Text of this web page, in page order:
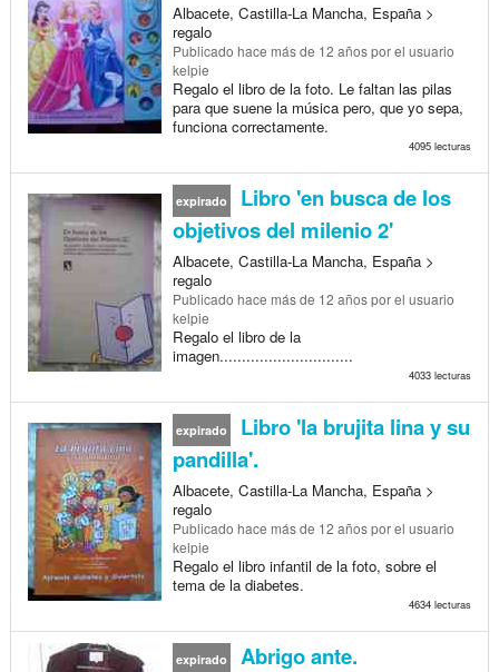
Albacete, Castilla-La Mancha, España >
regalo
Publicado hace más de 12 añospor el usuario
kelpie
Regalo el libro de la foto. Le faltan las pilas
para que suene la música pero, que yo sepa,
funciona correctamente.
4095 lecturas
expirado
Libro 'en busca de los
objetivos del milenio 2'
Albacete, Castilla-La Mancha, España >
regalo
Publicado hace más de 12 añospor el usuario
kelpie
Regalo el libro de la
imagen..............................
4033 lecturas
expirado
Libro 'la brujita lina y su
pandilla'.
Albacete, Castilla-La Mancha, España >
regalo
Publicado hace más de 12 añospor el usuario
kelpie
Regalo el libro infantil de la foto, sobre el
tema de la diabetes.
4634 lecturas
expirado Abrigo ante.